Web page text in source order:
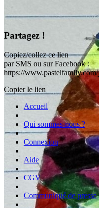
Partagez !
Copiez/collez ce lien
par SMS ou sur Facebook :
https://
Copier le lien
Accueil
Qui sommes-nous ?
Connexion
Aide
CGV
Communiqué de presse